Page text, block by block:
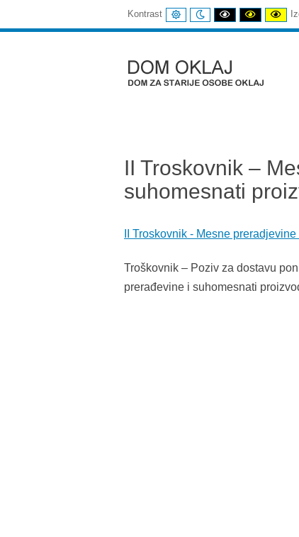
Kontrast
UOBIČAJENI
KONTRAST
NOĆNI
KONTRAST
CRNI
I
BIJELI
CRNI
I
ŽUTI
I
II Troskovnik –
suhomesnati
II Troskovnik - Mesne
Troškovnik – Poziv za dostavu
prerađevine i suhomesnati